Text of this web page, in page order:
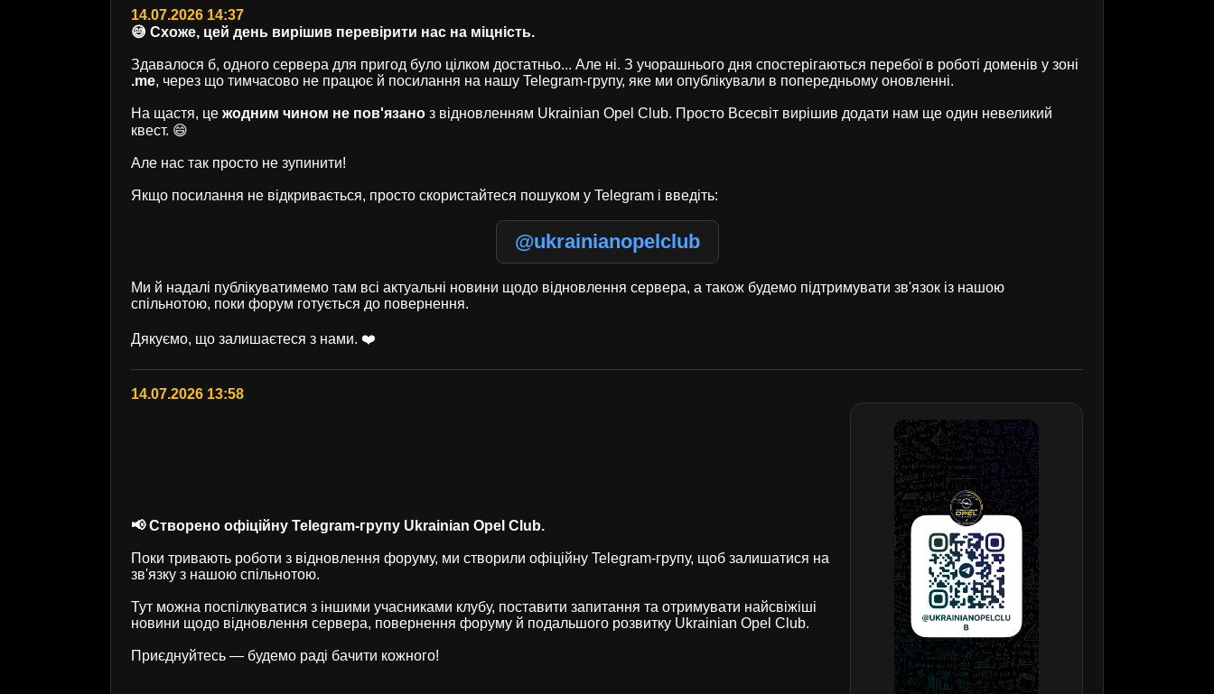
14.07.2026 14:37
😅 Схоже, цей день вирішив перевірити нас на міцність.
Здавалося б, одного сервера для пригод було цілком достатньо... Але ні. З учорашнього дня спостерігаються перебої в роботі доменів у зоні
.me, через що тимчасово не працює й посилання на нашу Telegram-групу, яке ми опублікували в попередньому оновленні.
На щастя, це жодним чином не пов'язано з відновленням Ukrainian Opel Club. Просто Всесвіт вирішив додати нам ще один невеликий
квест. 😄
Але нас так просто не зупинити!
Якщо посилання не відкривається, просто скористайтеся пошуком у Telegram і введіть:
@ukrainianopelclub
Ми й надалі публікуватимемо там всі актуальні новини щодо відновлення сервера, а також будемо підтримувати зв'язок із нашою
спільнотою, поки форум готується до повернення.
Дякуємо, що залишаєтеся з нами. ❤️
14.07.2026 13:58
📢 Створено офіційну Telegram-групу Ukrainian Opel Club.
Поки тривають роботи з відновлення форуму, ми створили офіційну Telegram-групу, щоб залишатися на
зв'язку з нашою спільнотою.
Тут можна поспілкуватися з іншими учасниками клубу, поставити запитання та отримувати найсвіжіші
новини щодо відновлення сервера, повернення форуму й подальшого розвитку Ukrainian Opel Club.
Приєднуйтесь — будемо раді бачити кожного!